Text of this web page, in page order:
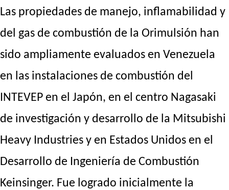
Las propiedades de manejo, inflamabilidad y
del gas de combustión de la Orimulsión han
sido ampliamente evaluados en Venezuela
en las instalaciones de combustión del
INTEVEP en el Japón, en el centro Nagasaki
de investigación y desarrollo de la Mitsubishi
Heavy Industries y en Estados Unidos en el
Desarrollo de Ingeniería de Combustión
Keinsinger. Fue logrado inicialmente la